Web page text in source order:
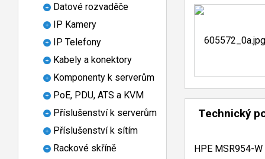
Datové rozvaděče
IP Kamery
IP Telefony
Kabely a konektory
Komponenty k serverům
PoE, PDU, ATS a KVM
Příslušenství k serverům
Příslušenství k sítím
Rackové skříně
Technický
HPE MSR954-W